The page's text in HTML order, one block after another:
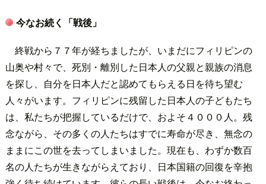
今なお続く「戦後」
終戦から７７年が経ちましたが、いまだにフィリピンの
山奥や村々で、死別・離別した日本人の父親と親族の消息
を探し、自分を日本人だと認めてもらえる日を待ち望む
人々がいます。フィリピンに残留した日本人の子どもたち
は、私たちが把握しているだけで、およそ４０００人。残
念ながら、その多くの人たちはすでに寿命が尽き、無念の
ままにこの世を去ってしまいました。現在も、わずか数百
名の人たちが生きながらえており、日本国籍の回復を辛抱